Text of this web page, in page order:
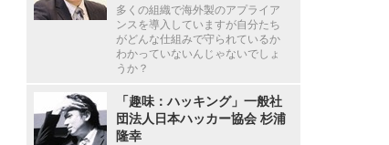
多くの組織で海外製のアプライア
ンスを導入していますが自分たち
がどんな仕組みで守られているか
わかっていないんじゃないでしょ
うか？
「趣味：ハッキング」一般社
団法人日本ハッカー協会 杉浦
隆幸